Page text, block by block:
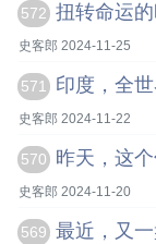
572 扭转命运
史客郎 2024-11-25
571 印度，全
史客郎 2024-11-22
570 昨天，这
史客郎 2024-11-20
569 最近，又